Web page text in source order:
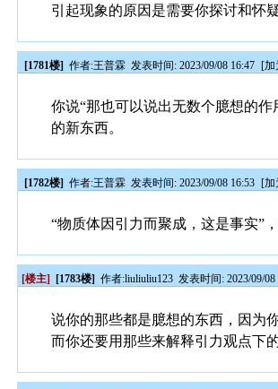
引起现象的原因是需要你探讨和怀
[1781楼] 作者:王普霖 发表时间: 2023/09/08 16:47 [加
你说“那也可以说出无数个臆想的
的新东西。
[1782楼] 作者:王普霖 发表时间: 2023/09/08 16:53 [加
“物质体因引力而聚成，这是事实”
[楼主] [1783楼] 作者:liuliuliu123 发表时间: 2023/09/08
说你的那些都是臆想的东西，因为
而你还要用那些来解释引力观点下